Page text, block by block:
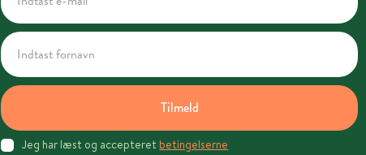
Tilmeld
Jeg har læst og accepteret betingelserne